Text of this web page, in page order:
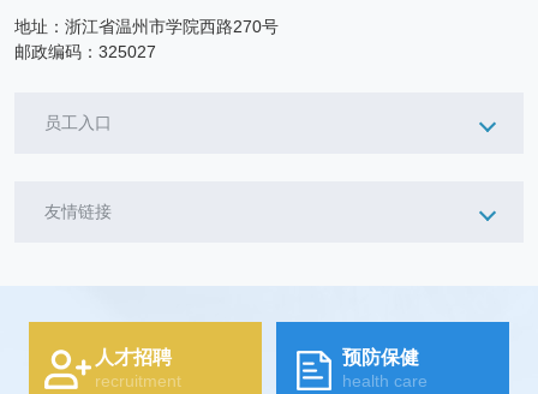
地址：浙江省温州市学院西路270号
邮政编码：325027
员工入口
友情链接
人才招聘
recruitment
预防保健
health care